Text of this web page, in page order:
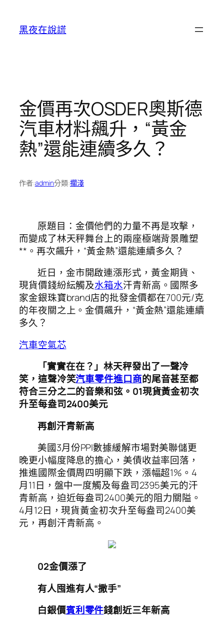
黑夜在說謊
金價再次OSDER奧斯德
汽車材料飆升，“黃金
熱”還能連續多久？
作者:admin分類:擱淺
原題目：金價他們的力量不再是攻擊，
而變成了林天秤舞台上的兩座極端背景雕塑
**。再次飆升，“黃金熱”還能連續多久？
近日，金市開啟連漲形式，黃金期貨、
現貨價錢紛紜觸及水箱水汗青新高。國際多
家金銀珠寶brand店的批發金價都在700元/克
的年夜關之上。金價飆升，“黃金熱”還能連續
多久？
汽車空氣芯
「實實在在？」林天秤發出了一聲冷
笑，這聲冷笑汽車零件進口商的尾音甚至都
符合三分之二的音樂和弦。01現貨黃金初次
升至每盎司2400美元
再創汗青新高
美國3月份PPI數據緩解市場對美聯儲更
晚更小幅度降息的擔心，美債收益率回落，
推進國際金價周四明顯下跌，漲幅超1%。4
月11日，盤中一度觸及每盎司2395美元的汗
青新高，迫近每盎司2400美元的阻力關隘。
4月12日，現貨黃金初次升至每盎司2400美
元，再創汗青新高。
02金價漲了
有人囤進有人“撒手”
白銀價賓利零件錢創近三年新高